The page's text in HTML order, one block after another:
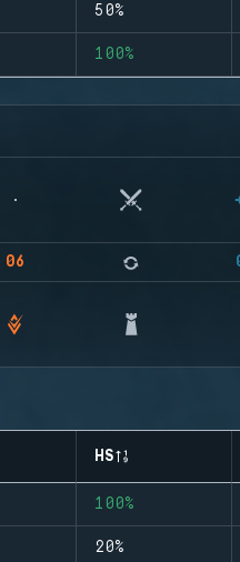
50%
100%
06
HS
100%
20%